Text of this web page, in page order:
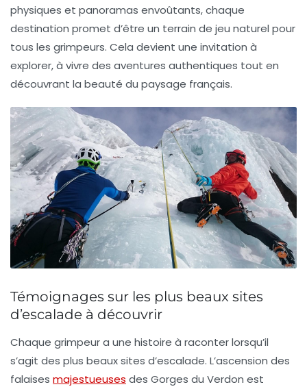
physiques et panoramas envoûtants, chaque
destination promet d’être un terrain de jeu naturel pour
tous les grimpeurs. Cela devient une invitation à
explorer, à vivre des aventures authentiques tout en
découvrant la beauté du paysage français.
Témoignages sur les plus beaux sites
d’escalade à découvrir
Chaque grimpeur a une histoire à raconter lorsqu’il
s’agit des plus beaux sites d’escalade. L’ascension des
falaises majestueuses des Gorges du Verdon est